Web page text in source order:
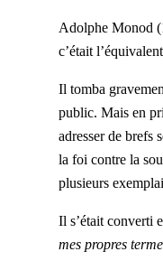
Adolphe Monod
c’était
Il tomba
public. Mais en
adresser de brefs
la foi contre la
plusieurs
Il s’étaitconverti
mes propres